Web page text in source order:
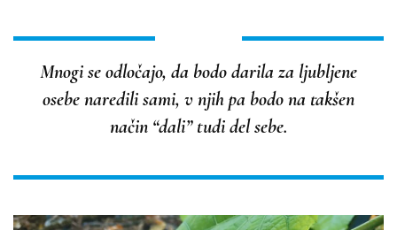
Mnogi se odločajo, da bodo darila za ljubljene
osebe naredili sami, v njih pa bodo na takšen
način “dali” tudi del sebe.